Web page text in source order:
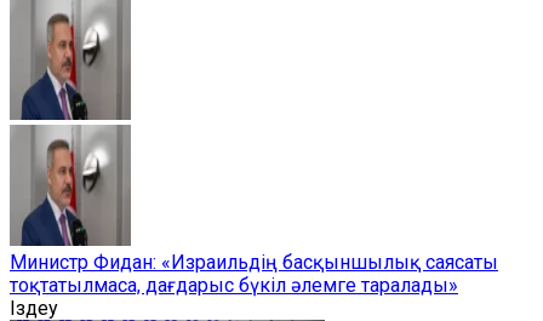
Министр Фидан: «Израильдің басқыншылық саясаты
тоқтатылмаса, дағдарыс бүкіл әлемге таралады»
Іздеу